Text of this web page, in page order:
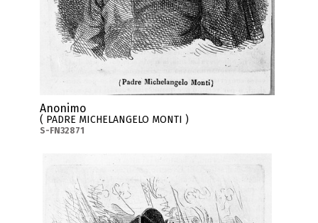
Anonimo
( PADRE MICHELANGELO MONTI )
S-FN32871